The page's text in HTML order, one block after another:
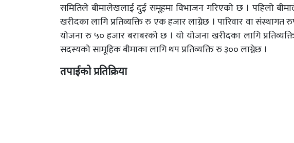
समितिले बीमालेखलाई दुई समूहमा विभाजन गरिएको छ । पहिलो
खरीदका लागि प्रतिव्यक्ति रु एक हजार लाग्नेछ । पारिवार वा संस्थागत
योजना रु ५० हजार बराबरको छ । यो योजना खरीदका लागि
सदस्यको सामूहिक बीमाका लागि थप प्रतिव्यक्ति रु ३०० लाग्नेछ ।
तपाईको प्रतिक्रिया